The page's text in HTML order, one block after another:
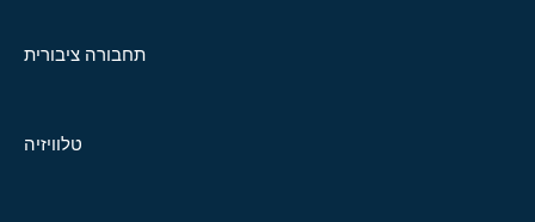
תחבורה ציבורית
טלוויזיה